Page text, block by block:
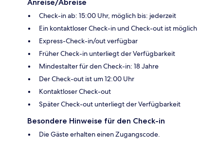
Anreise/Abreise
Check-in ab: 15:00 Uhr, möglich bis: jederzeit
Ein kontaktloser Check-in und Check-out ist möglich
Express-Check-in/out verfügbar
Früher Check-in unterliegt der Verfügbarkeit
Mindestalter für den Check-in: 18 Jahre
Der Check-out ist um 12:00 Uhr
Kontaktloser Check-out
Später Check-out unterliegt der Verfügbarkeit
Besondere Hinweise für den Check-in
Die Gäste erhalten einen Zugangscode.